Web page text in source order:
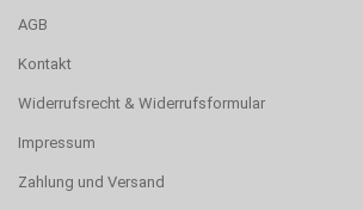
AGB
Kontakt
Widerrufsrecht & Widerrufsformular
Impressum
Zahlung und Versand